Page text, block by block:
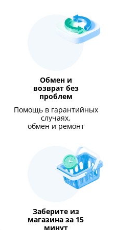
Обмен и
возврат без
проблем
Помощь в гарантийных
случаях,
обмен и ремонт
Заберите из
магазина за 15
минут